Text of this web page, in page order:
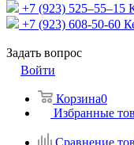
+7 (923) 525–55–15
+7 (923) 608-50-60
Задать вопрос
Войти
Корзина0
Избранные
Сравнение